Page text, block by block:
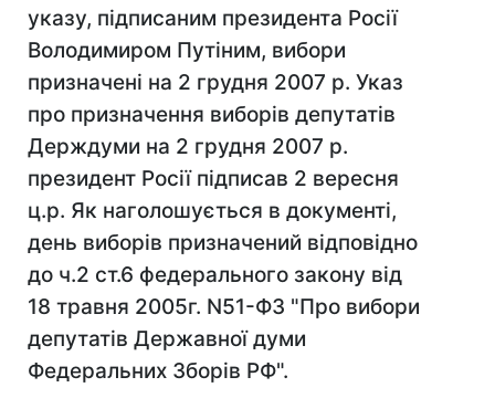
указу, підписаним президента Росії
Володимиром Путіним, вибори
призначені на 2 грудня 2007 р. Указ
про призначення виборів депутатів
Держдуми на 2 грудня 2007 р.
президент Росії підписав 2 вересня
ц.р. Як наголошується в документі,
день виборів призначений відповідно
до ч.2 ст.6 федерального закону від
18 травня 2005г. N51-ФЗ "Про вибори
депутатів Державної думи
Федеральних Зборів РФ".